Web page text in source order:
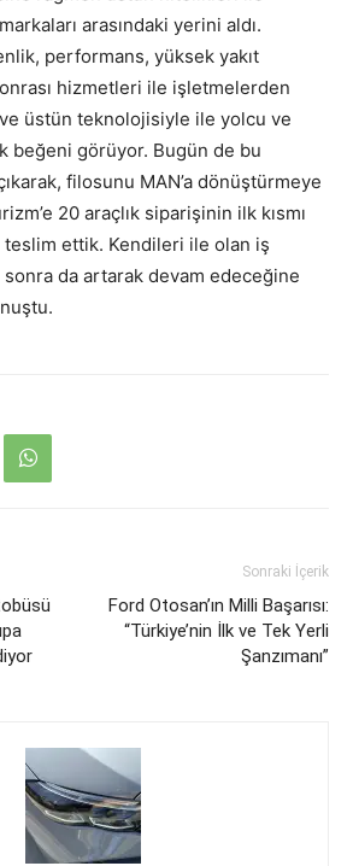
arasındaki yerini aldı.
performans, yüksek yakıt
hizmetleri ile işletmelerden
üstün teknolojisiyle ile yolcu ve
beğeni görüyor. Bugün de bu
filosunu MAN’a dönüştürmeye
20 araçlık siparişinin ilk kısmı
teslim ettik. Kendileri ile olan iş
da artarak devam edeceğine
Sonraki İçerik
Ford Otosan’ın Milli Başarısı:
“Türkiye’nin İlk ve Tek Yerli
Şanzımanı”